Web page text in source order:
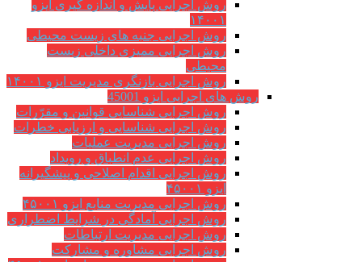
روش اجرایی پایش و اندازه گیری ایزو
۱۴۰۰۱
روش اجرایی جنبه های زیست محیطی
روش اجرایی ممیزی داخلی زیست
محیطی
روش اجرایی بازنگری مدیریت ایزو ۱۴۰۰۱
روش های اجرایی ایزو 45001
روش اجرایی شناسایی قوانین و مقرّرات
روش اجرایی شناسایی و ارزیابی خطرات
روش اجرایی مدیریت عملیات
روش اجرایی عدم انطباق و رویداد
روش اجرایی اقدام اصلاحی و پیشگیرانه
ایزو ۴۵۰۰۱
روش اجرایی مدیریت منابع ایزو ۴۵۰۰۱
روش اجرایی آمادگی در شرایط اضطراری
روش اجرایی مدیریت ارتباطات
روش اجرایی مشاوره و مشارکت